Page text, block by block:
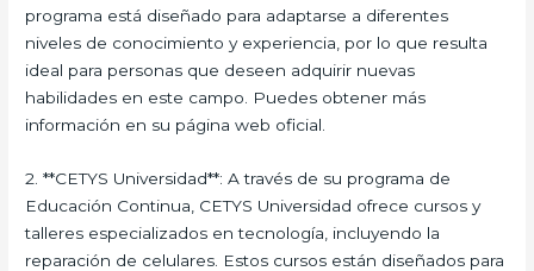
programa está diseñado para adaptarse a diferentes
niveles de conocimiento y experiencia, por lo que resulta
ideal para personas que deseen adquirir nuevas
habilidades en este campo. Puedes obtener más
información en su página web oficial.
2. **CETYS Universidad**: A través de su programa de
Educación Continua, CETYS Universidad ofrece cursos y
talleres especializados en tecnología, incluyendo la
reparación de celulares. Estos cursos están diseñados para